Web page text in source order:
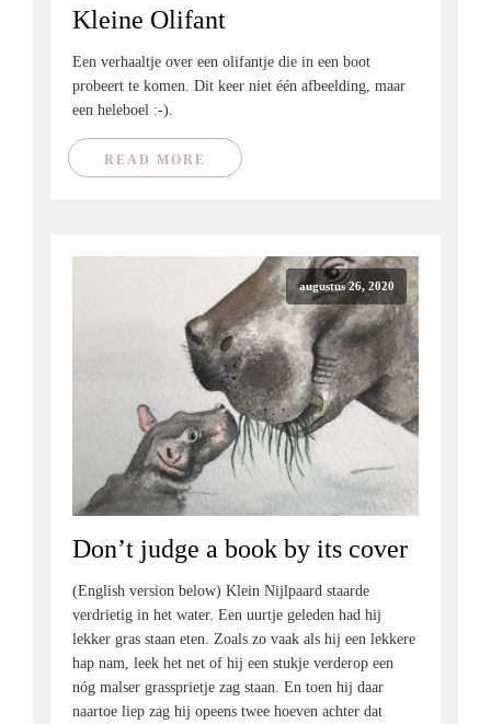
Kleine Olifant
Een verhaaltje over een olifantje die in een boot
probeert te komen. Dit keer niet één afbeelding, maar
een heleboel :-).
READ MORE
augustus 26, 2020
Don’t judge a book by its cover
(English version below) Klein Nijlpaard staarde
verdrietig in het water. Een uurtje geleden had hij
lekker gras staan eten. Zoals zo vaak als hij een lekkere
hap nam, leek het net of hij een stukje verderop een
nóg malser grassprietje zag staan. En toen hij daar
naartoe liep zag hij opeens twee hoeven achter dat